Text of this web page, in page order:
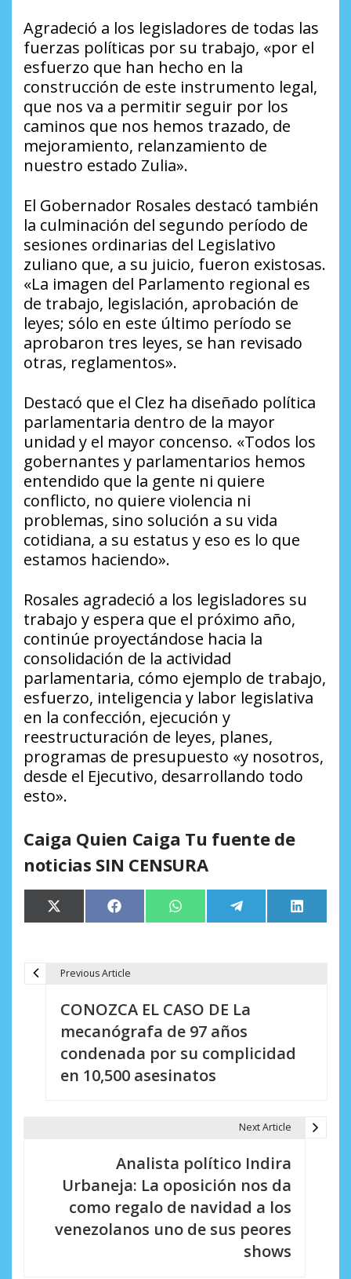
Agradeció a los legisladores de todas las
fuerzas políticas por su trabajo, «por el
esfuerzo que han hecho en la
construcción de este instrumento legal,
que nos va a permitir seguir por los
caminos que nos hemos trazado, de
mejoramiento, relanzamiento de
nuestro estado Zulia».
El Gobernador Rosales destacó también
la culminación del segundo período de
sesiones ordinarias del Legislativo
zuliano que, a su juicio, fueron existosas.
«La imagen del Parlamento regional es
de trabajo, legislación, aprobación de
leyes; sólo en este último período se
aprobaron tres leyes, se han revisado
otras, reglamentos».
Destacó que el Clez ha diseñado política
parlamentaria dentro de la mayor
unidad y el mayor concenso. «Todos los
gobernantes y parlamentarios hemos
entendido que la gente ni quiere
conflicto, no quiere violencia ni
problemas, sino solución a su vida
cotidiana, a su estatus y eso es lo que
estamos haciendo».
Rosales agradeció a los legisladores su
trabajo y espera que el próximo año,
continúe proyectándose hacia la
consolidación de la actividad
parlamentaria, cómo ejemplo de trabajo,
esfuerzo, inteligencia y labor legislativa
en la confección, ejecución y
reestructuración de leyes, planes,
programas de presupuesto «y nosotros,
desde el Ejecutivo, desarrollando todo
esto».
Caiga Quien Caiga Tu fuente de
noticias SIN CENSURA
Compartir
en
X
(Twitter)
Compartir
en
Facebook Compartir
en
WhatsApp Compartir
en
Telegram
en
LinkedIn
Previous Article
CONOZCA EL CASO DE La
mecanógrafa de 97 años
condenada por su complicidad
en 10,500 asesinatos
Next Article
Analista político Indira
Urbaneja: La oposición nos da
como regalo de navidad a los
venezolanos uno de sus peores
shows